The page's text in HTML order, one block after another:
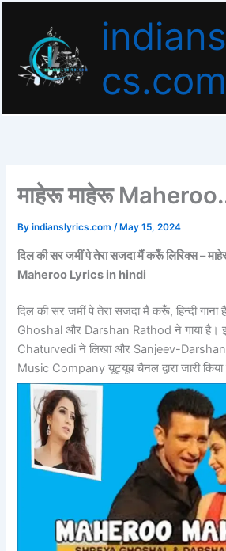
content
cs.com
माहेरू माहेरू
Byindianslyrics.com/ May 15, 2024
दिल की सर जमीं पे तेरा सजदा मैं करूँ लिरिक्स –
Maheroo Lyrics in hindi
दिल की सर जमीं पे तेरा सजदा मैं करूँ, हिन्दी
Ghoshal और Darshan Rathod ने गाया है।
Chaturvedi ने लिखा और Sanjeev-Darshan
Music Company यूट्यूब चैनल द्वारा जारी किया